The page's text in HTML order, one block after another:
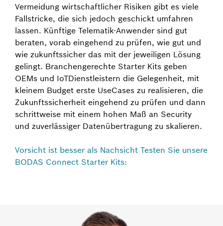
Vermeidung wirtschaftlicher Risiken gibt es viele
Fallstricke, die sich jedoch geschickt umfahren
lassen. Künftige Telematik-Anwender sind gut
beraten, vorab eingehend zu prüfen, wie gut und
wie zukunftssicher das mit der jeweiligen Lösung
gelingt. Branchengerechte Starter Kits geben
OEMs und IoT­Dienstleistern die Gelegenheit, mit
kleinem Budget erste Use­Cases zu realisieren, die
Zukunftssicherheit eingehend zu prüfen und dann
schrittweise mit einem hohen Maß an Security
und zuverlässiger Datenübertragung zu skalieren.
Vorsicht ist besser als Nachsicht Testen Sie unsere
BODAS Connect Starter Kits: